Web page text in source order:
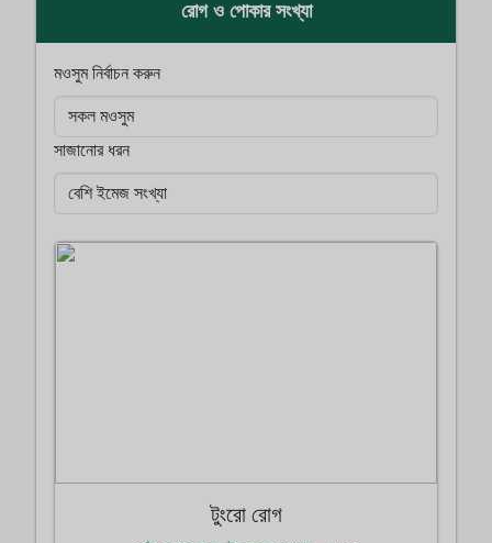
রোগ ও পোকার সংখ্যা
মওসুম নির্বাচন করুন
সাজানোর ধরন
টুংরো রোগ